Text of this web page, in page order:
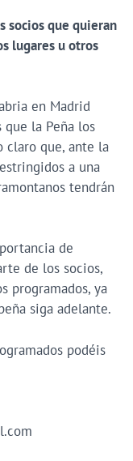
socios que quieran
lugares u otros
en Madrid
que la Peña los
claro que, ante la
a una
tendrán
de
de los socios,
programados, ya
siga adelante.
podéis